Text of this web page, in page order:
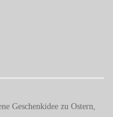
Geschenkidee zu Ostern,